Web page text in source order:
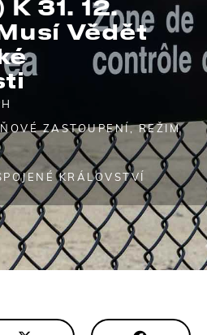
31. 12.
Vědět
ZASTOUPENÍ,REŽIM
KRÁLOVSTVÍ